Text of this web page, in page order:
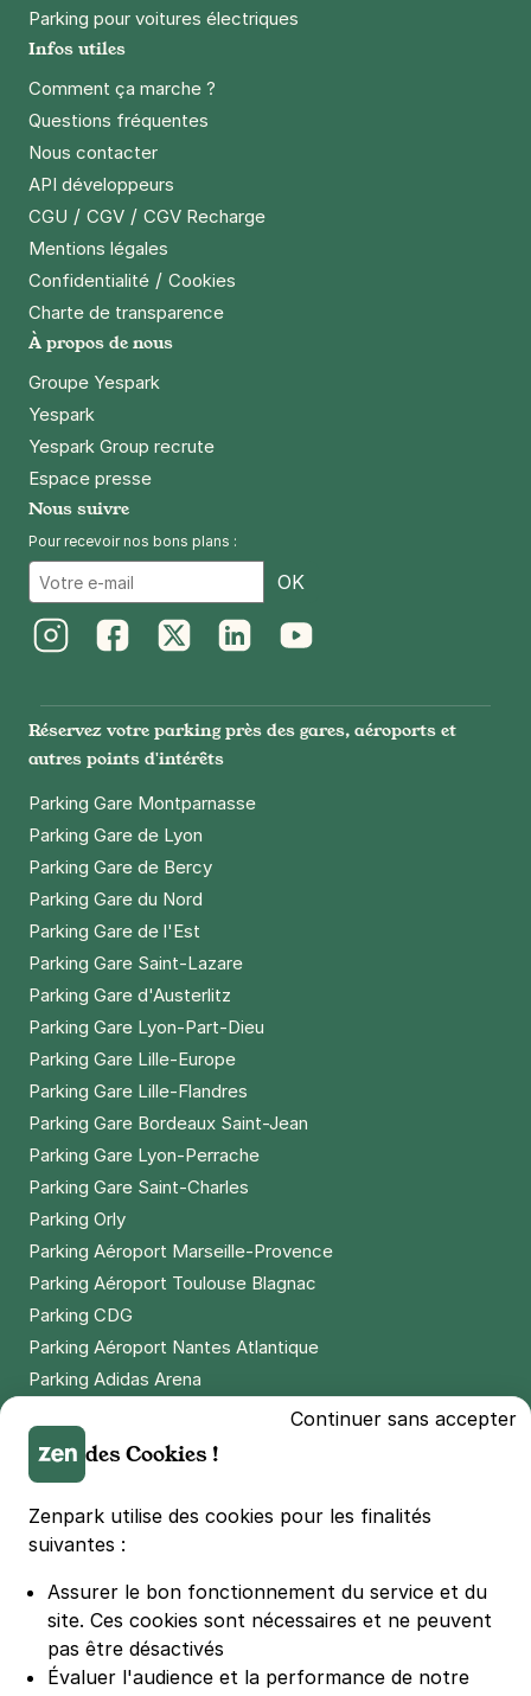
Parking pour voitures électriques
Infos utiles
Comment ça marche ?
Questions fréquentes
Nous contacter
API développeurs
CGU / CGV / CGV Recharge
Mentions légales
Confidentialité / Cookies
Charte de transparence
À propos de nous
Groupe Yespark
Yespark
Yespark Group recrute
Espace presse
Nous suivre
Pour recevoir nos bons plans :
OK
Réservez votre parking près des gares, aéroports et
autres points d'intérêts
Parking Gare Montparnasse
Parking Gare de Lyon
Parking Gare de Bercy
Parking Gare du Nord
Parking Gare de l'Est
Parking Gare Saint-Lazare
Parking Gare d'Austerlitz
Parking Gare Lyon-Part-Dieu
Parking Gare Lille-Europe
Parking Gare Lille-Flandres
Parking Gare Bordeaux Saint-Jean
Parking Gare Lyon-Perrache
Parking Gare Saint-Charles
Parking Orly
Parking Aéroport Marseille-Provence
Parking Aéroport Toulouse Blagnac
Parking CDG
Parking Aéroport Nantes Atlantique
Parking Adidas Arena
Parking LDLC Arena
Parking Stade Pierre Mauroy
Parking Groupama Stadium
Parking Vélodrome
Parking Bercy
Parking La Défense Arena
Parking Les 4 temps
Continuer sans accepter
des Cookies !
Zenpark utilise des cookies pour les finalités
suivantes :
Assurer le bon fonctionnement du service et du
site. Ces cookies sont nécessaires et ne peuvent
pas être désactivés
Évaluer l'audience et la performance de notre